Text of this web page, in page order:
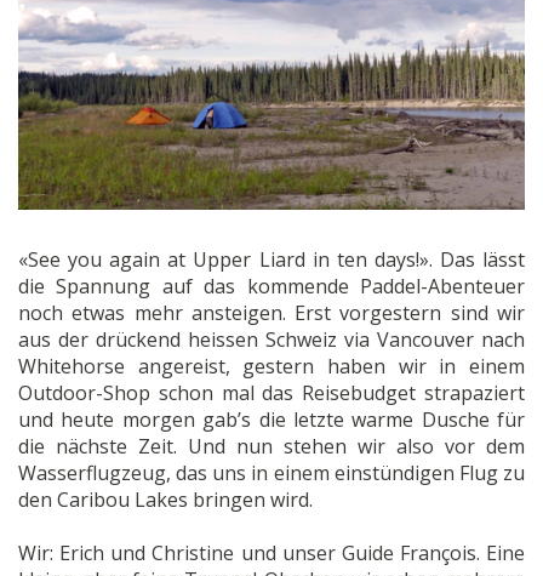
«See you again at Upper Liard in ten days!». Das lässt
die Spannung auf das kommende Paddel-Abenteuer
noch etwas mehr ansteigen. Erst vorgestern sind wir
aus der drückend heissen Schweiz via Vancouver nach
Whitehorse angereist, gestern haben wir in einem
Outdoor-Shop schon mal das Reisebudget strapaziert
und heute morgen gab’s die letzte warme Dusche für
die nächste Zeit. Und nun stehen wir also vor dem
Wasserflugzeug, das uns in einem einstündigen Flug zu
den Caribou Lakes bringen wird.
Wir: Erich und Christine und unser Guide François. Eine